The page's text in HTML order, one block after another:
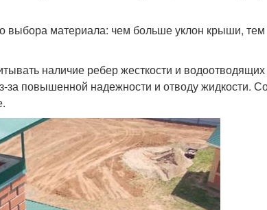
выбора материала: чем больше уклон крыши,
наличие ребер жесткости и водоотводящих
за повышенной надежности и отводу жидкости.